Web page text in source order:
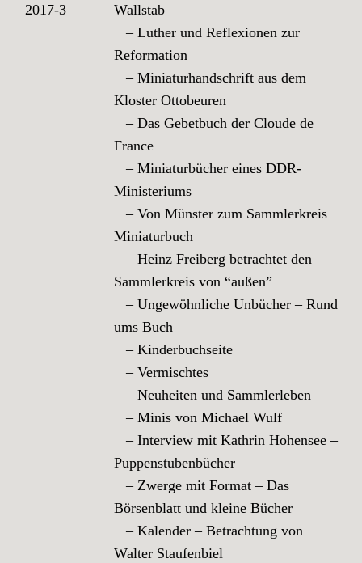
2017-3
Wallstab
– Luther und Reflexionen zur
Reformation
– Miniaturhandschrift aus dem
Kloster Ottobeuren
– Das Gebetbuch der Cloude de
France
– Miniaturbücher eines DDR-
Ministeriums
– Von Münster zum Sammlerkreis
Miniaturbuch
– Heinz Freiberg betrachtet den
Sammlerkreis von “außen”
– Ungewöhnliche Unbücher – Rund
ums Buch
– Kinderbuchseite
– Vermischtes
– Neuheiten und Sammlerleben
– Minis von Michael Wulf
– Interview mit Kathrin Hohensee –
Puppenstubenbücher
– Zwerge mit Format – Das
Börsenblatt und kleine Bücher
– Kalender – Betrachtung von
Walter Staufenbiel